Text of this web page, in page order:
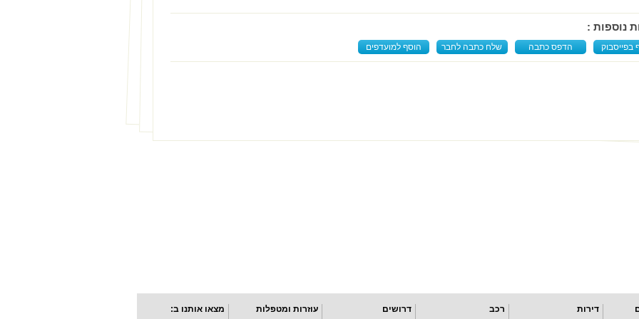
נוספות :
בפייסבוק הדפס כתבה שלח כתבה לחבר הוסף למועדפים
דירות רכב דרושים עוזרות ומטפלות מצאו אותנו ב: